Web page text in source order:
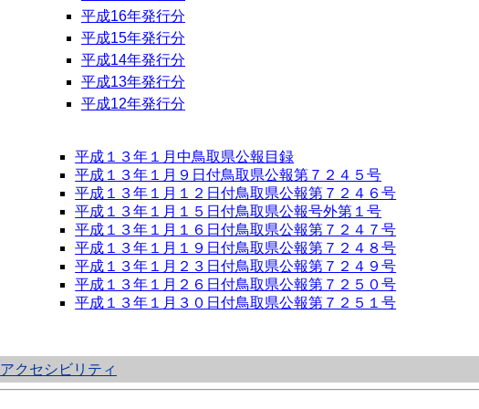
平成16年発行分
平成15年発行分
平成14年発行分
平成13年発行分
平成12年発行分
平成１３年１月中鳥取県公報目録
平成１３年１月９日付鳥取県公報第７２４５号
平成１３年１月１２日付鳥取県公報第７２４６号
平成１３年１月１５日付鳥取県公報号外第１号
平成１３年１月１６日付鳥取県公報第７２４７号
平成１３年１月１９日付鳥取県公報第７２４８号
平成１３年１月２３日付鳥取県公報第７２４９号
平成１３年１月２６日付鳥取県公報第７２５０号
平成１３年１月３０日付鳥取県公報第７２５１号
アクセシビリティ